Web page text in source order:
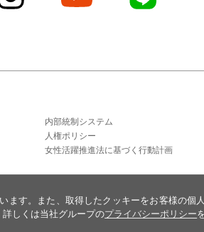
内部統制システム
人権ポリシー
女性活躍推進法に基づく行動計画
ます。また、取得したクッキーをお客様の個
しくは当社グループのプライバシーポリシー